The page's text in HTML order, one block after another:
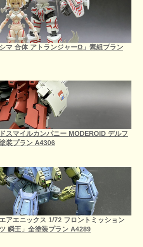
マ 合体 アトランジャーΩ」素組プラン
スマイルカンパニー MODEROID デルフ
装プラン A4306
アエニックス 1/72 フロントミッション
瞬王」全塗装プラン A4289